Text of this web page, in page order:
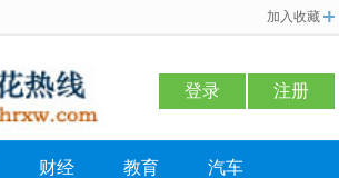
加入收藏
登录 注册
财经 教育 汽车